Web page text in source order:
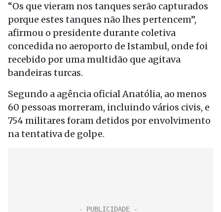
“Os que vieram nos tanques serão capturados
porque estes tanques não lhes pertencem”,
afirmou o presidente durante coletiva
concedida no aeroporto de Istambul, onde foi
recebido por uma multidão que agitava
bandeiras turcas.
Segundo a agência oficial Anatólia, ao menos
60 pessoas morreram, incluindo vários civis, e
754 militares foram detidos por envolvimento
na tentativa de golpe.